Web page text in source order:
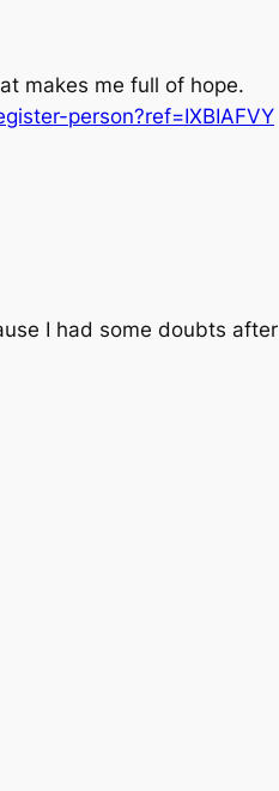
makes me full of hope.
person?ref=IXBIAFVY
I had some doubts after